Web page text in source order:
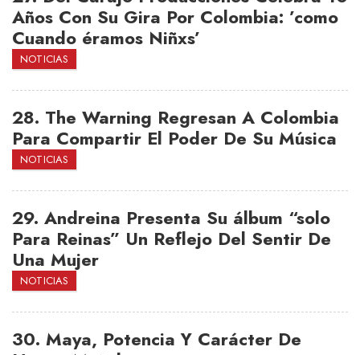
Años Con Su Gira Por Colombia: ’como
Cuando éramos Niñxs’
NOTICIAS
28. The Warning Regresan A Colombia
Para Compartir El Poder De Su Música
NOTICIAS
29. Andreina Presenta Su álbum “solo
Para Reinas” Un Reflejo Del Sentir De
Una Mujer
NOTICIAS
30. Maya, Potencia Y Carácter De